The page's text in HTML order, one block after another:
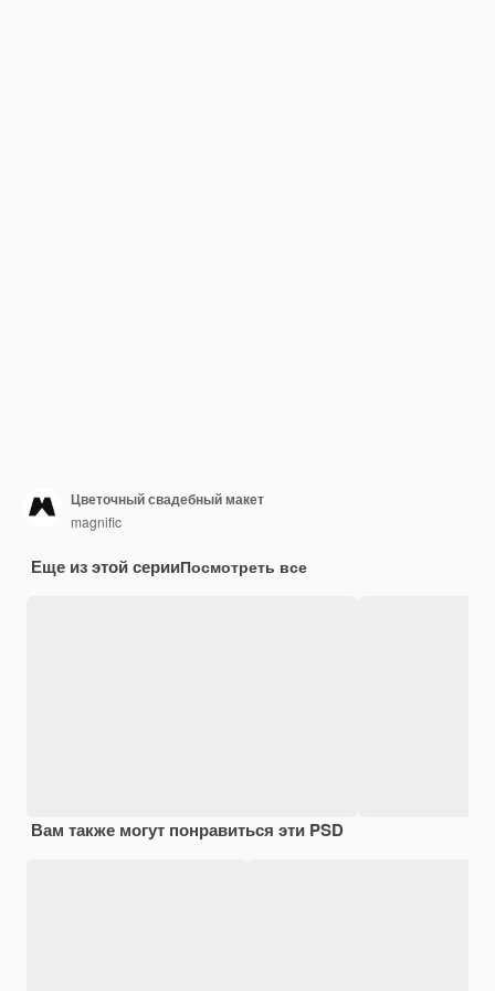
Цветочный свадебный макет
magnific
Еще из этой серииПосмотреть все
Вам также могут понравиться эти PSD